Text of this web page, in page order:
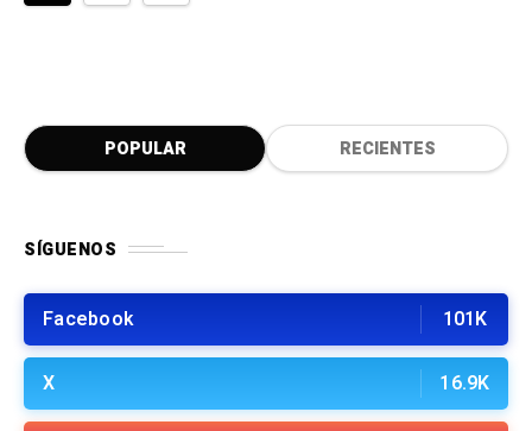
POPULAR RECIENTES
SÍGUENOS
Facebook 101K
X 16.9K